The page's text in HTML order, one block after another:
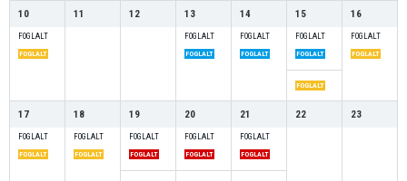
10
FOGLALT
FOGLALT
11 12 13
FOGLALT
FOGLALT
14
FOGLALT
FOGLALT
15
FOGLALT
FOGLALT
FOGLALT
16
FOGLALT
FOGLALT
17
FOGLALT
FOGLALT
18
FOGLALT
FOGLALT
19
FOGLALT
FOGLALT
20
FOGLALT
FOGLALT
21
FOGLALT
FOGLALT
22 23